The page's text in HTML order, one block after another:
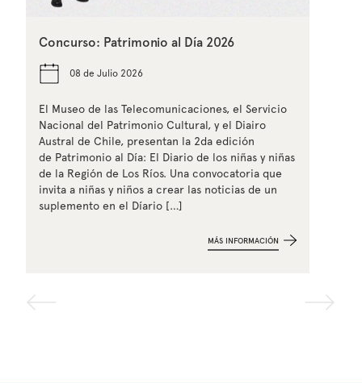
Concurso: Patrimonio al Día 2026
08 de Julio 2026
El Museo de las Telecomunicaciones, el Servicio
Nacional del Patrimonio Cultural, y el Diairo
Austral de Chile, presentan la 2da edición
de Patrimonio al Día: El Diario de los niñas y niñas
de la Región de Los Ríos. Una convocatoria que
invita a niñas y niños a crear las noticias de un
suplemento en el Díario […]
MÁS INFORMACIÓN